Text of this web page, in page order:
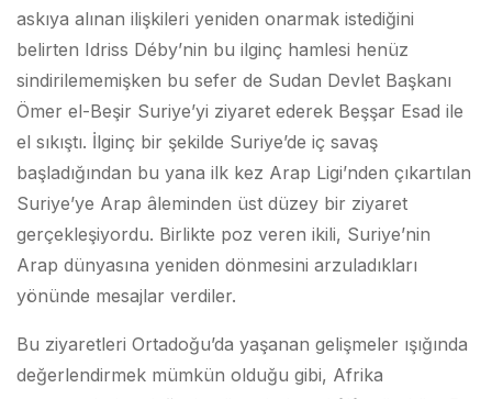
askıya alınan ilişkileri yeniden onarmak istediğini
belirten Idriss Déby’nin bu ilginç hamlesi henüz
sindirilememişken bu sefer de Sudan Devlet Başkanı
Ömer el-Beşir Suriye’yi ziyaret ederek Beşşar Esad ile
el sıkıştı. İlginç bir şekilde Suriye’de iç savaş
başladığından bu yana ilk kez Arap Ligi’nden çıkartılan
Suriye’ye Arap âleminden üst düzey bir ziyaret
gerçekleşiyordu. Birlikte poz veren ikili, Suriye’nin
Arap dünyasına yeniden dönmesini arzuladıkları
yönünde mesajlar verdiler.
Bu ziyaretleri Ortadoğu’da yaşanan gelişmeler ışığında
değerlendirmek mümkün olduğu gibi, Afrika